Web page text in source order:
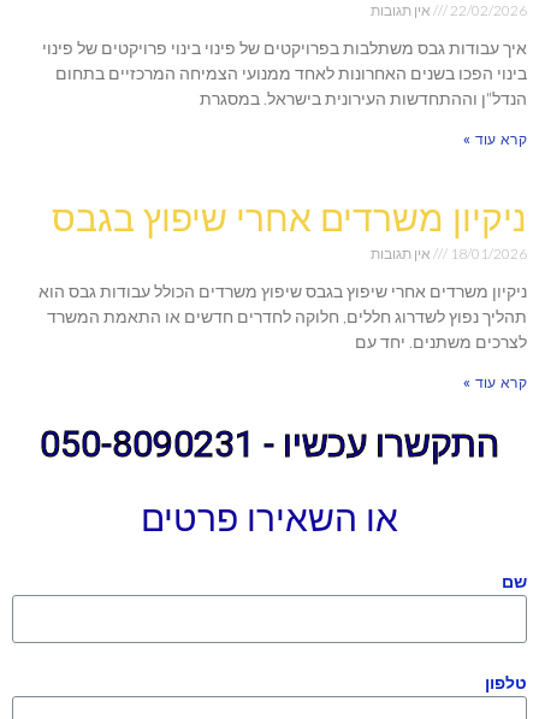
22/02/2026 אין תגובות
איך עבודות גבס משתלבות בפרויקטים של פינוי בינוי פרויקטים של פינוי
בינוי הפכו בשנים האחרונות לאחד ממנועי הצמיחה המרכזיים בתחום
הנדל"ן וההתחדשות העירונית בישראל. במסגרת
קרא עוד »
ניקיון משרדים אחרי שיפוץ בגבס
18/01/2026 אין תגובות
ניקיון משרדים אחרי שיפוץ בגבס שיפוץ משרדים הכולל עבודות גבס הוא
תהליך נפוץ לשדרוג חללים, חלוקה לחדרים חדשים או התאמת המשרד
לצרכים משתנים. יחד עם
קרא עוד »
התקשרו עכשיו - 050-8090231
או השאירו פרטים
שם
טלפון